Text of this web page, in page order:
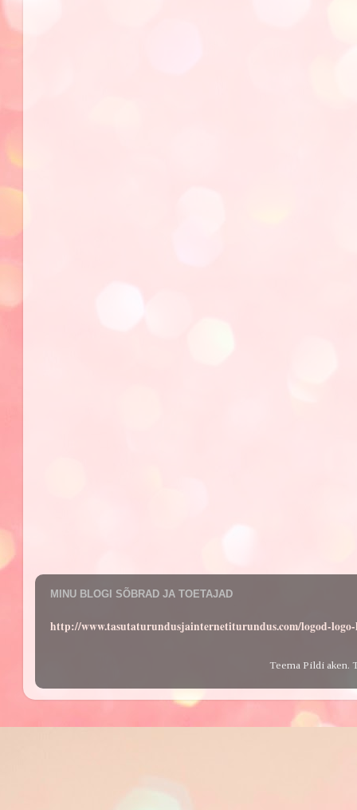
MINU BLOGI SÕBRAD JA TOETAJAD
http://www.tasutaturundusjainternetiturundus.com/logod-
Teema Pildi aken.